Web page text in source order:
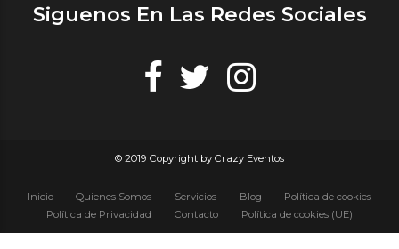
Siguenos En Las Redes Sociales
© 2019 Copyright by Crazy Eventos
Inicio Quienes Somos Servicios Blog
Política de cookies
Política de Privacidad
Contacto Política de cookies (UE)